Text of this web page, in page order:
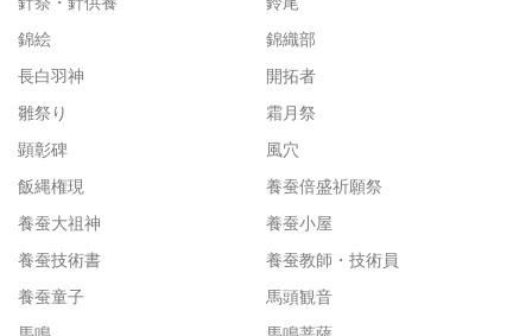
錦絵
錦織部
長白羽神
開拓者
雛祭り
霜月祭
顕彰碑
風穴
飯縄権現
養蚕倍盛祈願祭
養蚕大祖神
養蚕小屋
養蚕技術書
養蚕教師・技術員
養蚕童子
馬頭観音